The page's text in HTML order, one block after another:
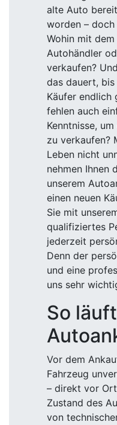
alte Auto
worden –
Wohin mit
Autohändler
verkaufen?
das dauert,
Käufer endlich
fehlen auch
Kenntnisse,
zu verkaufen?
Leben nicht
nehmen Ihnen
unserem
einen neuen
Sie mit
qualifiziertes
jederzeit
Denn der
und eine
uns sehr
So
Vor dem
Fahrzeug
– direkt vor
Zustand des
von